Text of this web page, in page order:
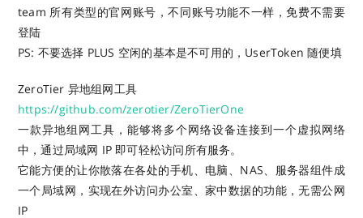
team 所有类型的官网账号，不同账号功能不一样，免费不需要
登陆
PS: 不要选择 PLUS 空闲的基本是不可用的，UserToken 随便填
ZeroTier 异地组网工具
https://github.com/zerotier/ZeroTierOne
一款异地组网工具，能够将多个网络设备连接到一个虚拟网络
中，通过局域网 IP 即可轻松访问所有服务。
它能方便的让你散落在各处的手机、电脑、NAS、服务器组件成
一个局域网，实现在外访问办公室、家中数据的功能，无需公网
IP